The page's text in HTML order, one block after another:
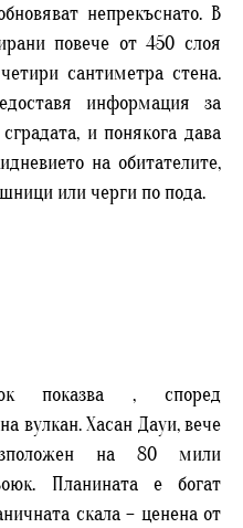
непрекъснато. В
повече от 450 слоя
сантиметра стена.
информация за
и понякога дава
на обитателите,
или черги по пода.
показва , според
вулкан. Хасан Дауи, вече
на 80 мили
Планината е богат
скала – ценена от